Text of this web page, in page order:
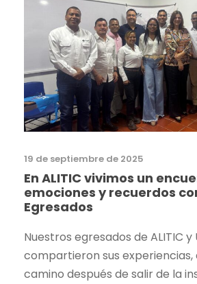
19 de septiembre de 2025
En ALITIC vivimos un
emociones y recuerdos
Egresados
Nuestros egresados de ALITIC
compartieron sus experiencias,
camino después de salir de la